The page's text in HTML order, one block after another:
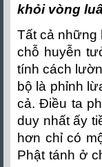
khỏi vòng
Tất cả những
chỗ huyễn
tính cách
bộ là phỉnh
cả. Ðiều ta
duy nhất ấy
hơn chỉ có
Phật tánh ở